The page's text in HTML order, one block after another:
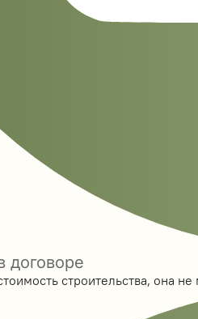
договоре
строительства, она